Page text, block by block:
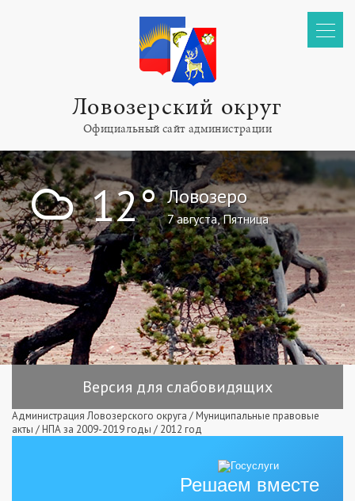
Ловозерский округ
Официальный сайт администрации
! 12° Ловозеро
7 августа, Пятница
Версия для слабовидящих
Администрация Ловозерского округа / Муниципальные правовые
акты / НПА за 2009-2019 годы / 2012 год
Решаем вместе